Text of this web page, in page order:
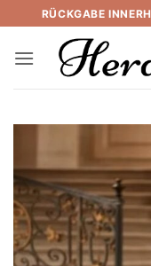
to
content
RÜCKGABE